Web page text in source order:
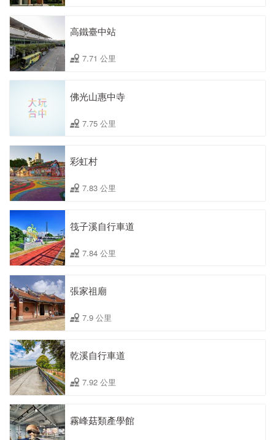
高鐵臺中站
7.71 公里
佛光山惠中寺
7.75 公里
彩虹村
7.83 公里
筏子溪自行車道
7.84 公里
張家祖廟
7.9 公里
乾溪自行車道
7.92 公里
霧峰菇類產學館